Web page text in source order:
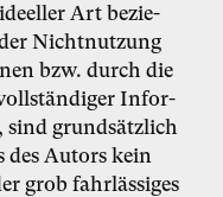
Art be­zie­
Nicht­nut­zung
bzw. durch die
In­for­
sind grund­sätz­lich
des Au­tors kein
grob fahr­läs­si­ges